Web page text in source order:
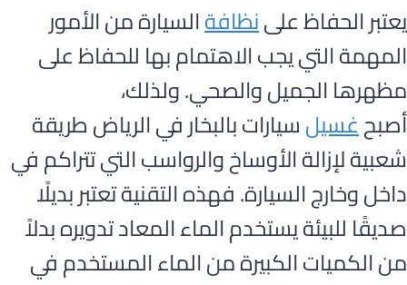
يعتبر الحفاظ علىنظافةالسيارة من الأمور
المهمة التي يجب الاهتمام بها للحفاظ على
مظهرها الجميل والصحي. ولذلك،
أصبحغسيلسيارات بالبخار في الرياض طريقة
شعبية لإزالة الأوساخ والرواسب التي تتراكم في
داخل وخارج السيارة. فهذه التقنية تعتبر بديلًا
صديقًا للبيئة يستخدم الماء المعاد تدويره بدلاً
من الكميات الكبيرة من الماء المستخدم في